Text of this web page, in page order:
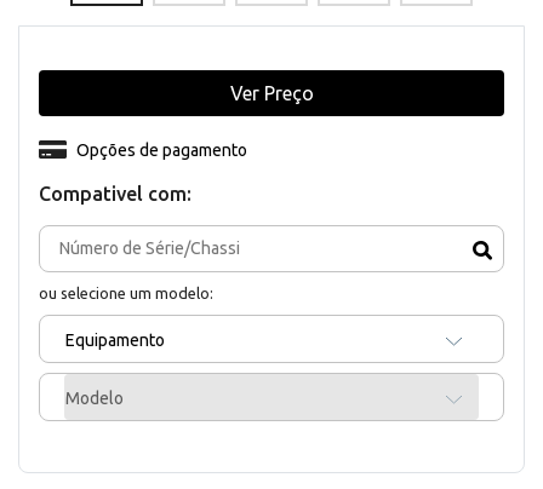
Compativel com:
ou selecione um modelo:
Equipamento
Modelo
Opções de pagamento
Ver Preço